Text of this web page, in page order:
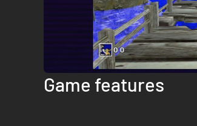
Game features